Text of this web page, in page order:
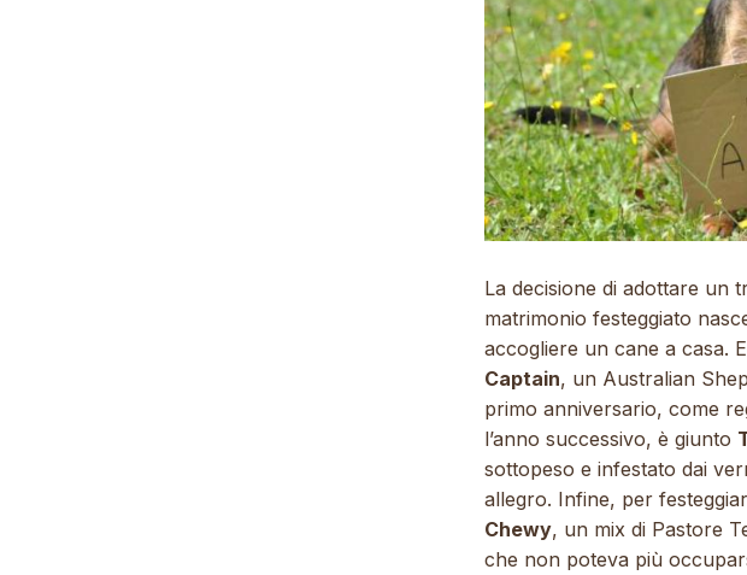
La decisione di adottare un
matrimonio festeggiato
accogliere un cane a casa.
Captain, un Australian
primo anniversario, come
l’anno successivo, è giunto
sottopeso e infestato dai
allegro. Infine, per
Chewy, un mix di Pastore
che non poteva più